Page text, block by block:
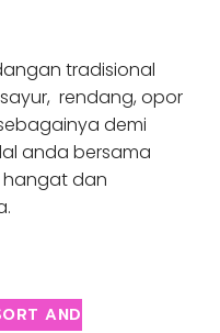
tradisional
rendang, opor
demi
anda bersama
hangat dan
AND